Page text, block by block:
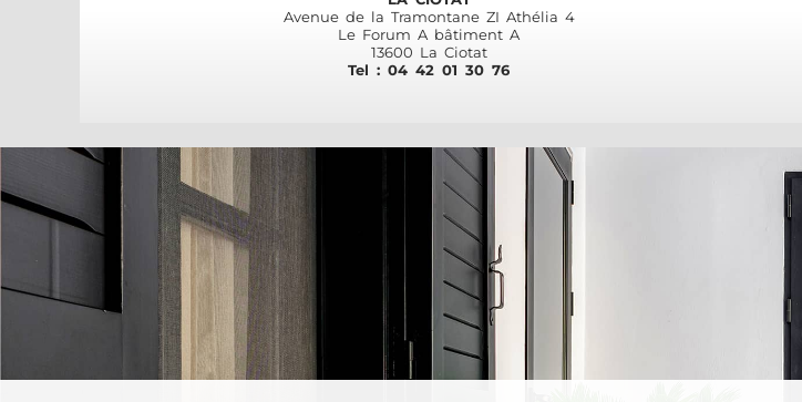
Avenue de la Tramontane ZI Athélia 4
Le Forum A bâtiment A
13600 La Ciotat
Tel : 04 42 01 30 76